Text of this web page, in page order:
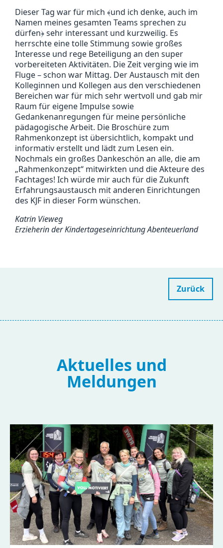
Dieser Tag war für mich ﴾und ich denke, auch im
Namen meines gesamten Teams sprechen zu
dürfen﴿ sehr interessant und kurzweilig. Es
herrschte eine tolle Stimmung sowie großes
Interesse und rege Beteiligung an den super
vorbereiteten Aktivitäten. Die Zeit verging wie im
Fluge – schon war Mittag. Der Austausch mit den
Kolleginnen und Kollegen aus den verschiedenen
Bereichen war für mich sehr wertvoll und gab mir
Raum für eigene Impulse sowie
Gedankenanregungen für meine persönliche
pädagogische Arbeit. Die Broschüre zum
Rahmenkonzept ist übersichtlich, kompakt und
informativ erstellt und lädt zum Lesen ein.
Nochmals ein großes Dankeschön an alle, die am
„Rahmenkonzept“ mitwirkten und die Akteure des
Fachtages! Ich würde mir auch für die Zukunft
Erfahrungsaustausch mit anderen Einrichtungen
des KJF in dieser Form wünschen.
Katrin Vieweg
Erzieherin der Kindertageseinrichtung Abenteuerland
Zurück
Aktuelles und
Meldungen